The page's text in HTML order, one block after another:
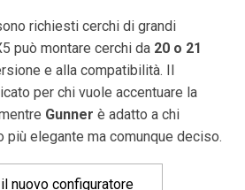
richiesti cerchi di grandi
può montare cerchi da 20 o 21
e alla compatibilità. Il
per chi vuole accentuare la
Gunner è adatto a chi
elegante ma comunque deciso.
nuovo configuratore